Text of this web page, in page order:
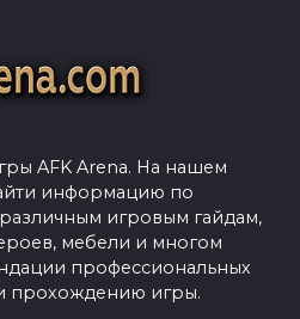
AFK Arena. На нашем
информацию по
игровым гайдам,
мебели и многом
профессиональных
прохождению игры.